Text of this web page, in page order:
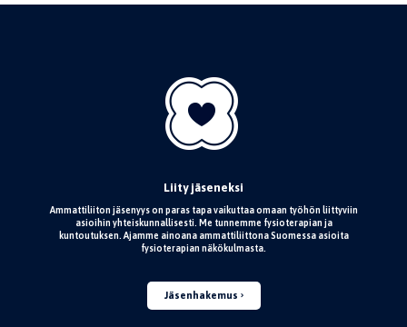
Liity jäseneksi
Ammattiliiton jäsenyys on paras tapa vaikuttaa omaan työhön liittyviin
asioihin yhteiskunnallisesti. Me tunnemme fysioterapian ja
kuntoutuksen. Ajamme ainoana ammattiliittona Suomessa asioita
fysioterapian näkökulmasta.
Jäsenhakemus